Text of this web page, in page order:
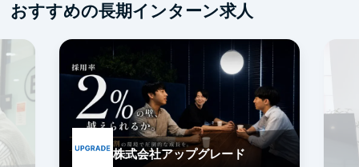
おすすめの長期インターン求人
株式会社アップグレード